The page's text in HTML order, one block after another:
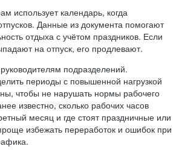
использует календарь, когда
Данные из документа помогают
отдыха с учётом праздников. Если
на отпуск, его продлевают.
подразделений.
периоды с повышенной нагрузкой
чтобы не нарушать нормы рабочего
известно, сколько рабочих часов
месяц и где стоят праздничные или
избежать переработок и ошибок при